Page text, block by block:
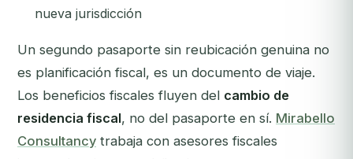
nueva jurisdicción
Un segundo pasaporte sin reubicación genuina no
es planificación fiscal, es un documento de viaje.
Los beneficios fiscales fluyen del cambio de
residencia fiscal, no del pasaporte en sí. Mirabello
Consultancy trabaja con asesores fiscales